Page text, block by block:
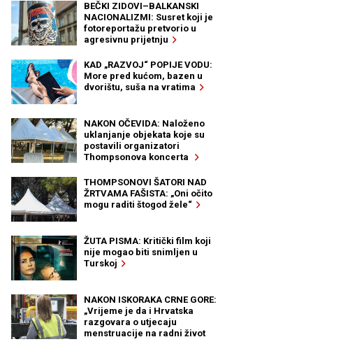
BEČKI ZIDOVI–BALKANSKI
NACIONALIZMI: Susret koji je
fotoreportažu pretvorio u
agresivnu prijetnju
KAD „RAZVOJ“ POPIJE VODU:
More pred kućom, bazen u
dvorištu, suša na vratima
NAKON OČEVIDA: Naloženo
uklanjanje objekata koje su
postavili organizatori
Thompsonova koncerta
THOMPSONOVI ŠATORI NAD
ŽRTVAMA FAŠISTA: „Oni očito
mogu raditi štogod žele“
ŽUTA PISMA: Kritički film koji
nije mogao biti snimljen u
Turskoj
NAKON ISKORAKA CRNE GORE:
„Vrijeme je da i Hrvatska
razgovara o utjecaju
menstruacije na radni život